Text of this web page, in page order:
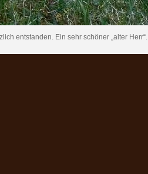
entstanden. Ein sehr schöner „alter Herr“.